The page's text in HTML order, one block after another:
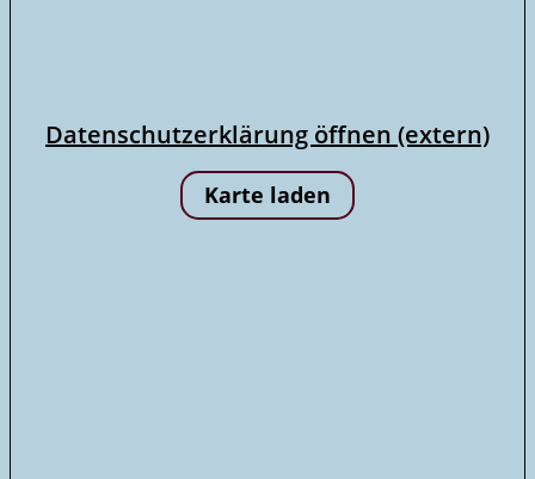
Datenschutzerklärung öffnen (extern)
Karte laden